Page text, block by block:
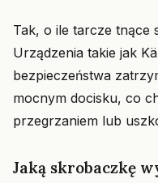
Tak, o ile tarcze tnące
Urządzenia takie jak
bezpieczeństwa
mocnym docisku, co
przegrzaniem lub
Jaką skrobaczkę